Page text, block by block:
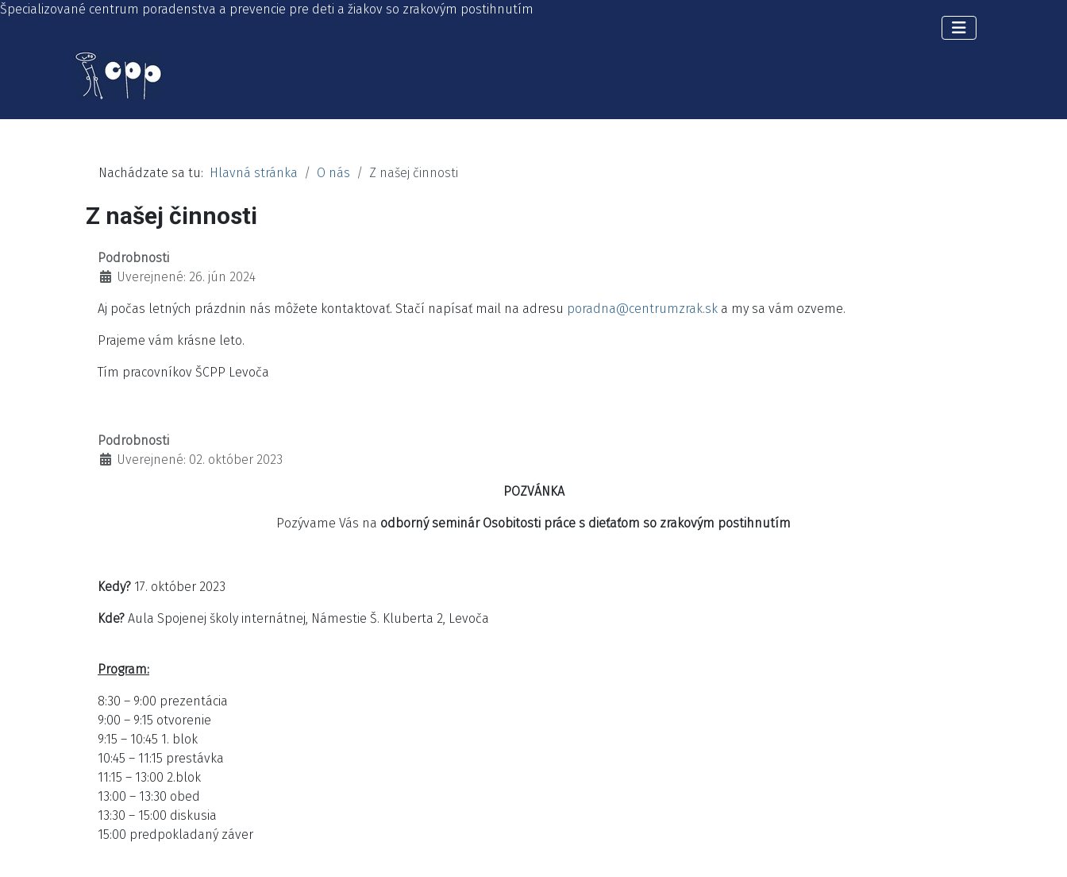
Špecializované centrum poradenstva a prevencie pre deti a žiakov so zrakovým postihnutím
Nachádzate sa tu: Hlavná stránka O nás Z našej činnosti
Z našej činnosti
Podrobnosti
Uverejnené: 26. jún 2024
Aj počas letných prázdnin nás môžete kontaktovať. Stačí napísať mail na adresu poradna@centrumzrak.sk a my sa vám ozveme.
Prajeme vám krásne leto.
Tím pracovníkov ŠCPP Levoča
Podrobnosti
Uverejnené: 02. október 2023
POZVÁNKA
Pozývame Vás na odborný seminár Osobitosti práce s dieťaťom so zrakovým postihnutím
Kedy? 17. október 2023
Kde? Aula Spojenej školy internátnej, Námestie Š. Kluberta 2, Levoča
Program:
8:30 – 9:00 prezentácia
9:00 – 9:15 otvorenie
9:15 – 10:45 1. blok
10:45 – 11:15 prestávka
11:15 – 13:00 2.blok
13:00 – 13:30 obed
13:30 – 15:00 diskusia
15:00 predpokladaný záver